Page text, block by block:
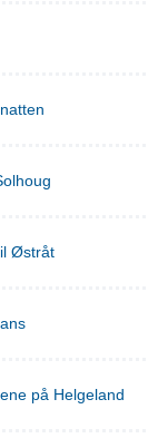
Østråt
på Helgeland